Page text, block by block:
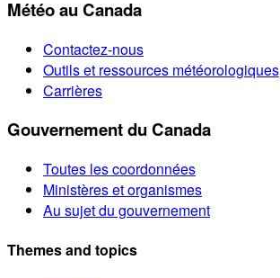
Météo au Canada
Contactez-nous
Outils et ressources météorologiques
Carrières
Gouvernement du Canada
Toutes les coordonnées
Ministères et organismes
Au sujet du gouvernement
Themes and topics